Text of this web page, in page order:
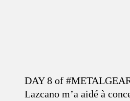
DAY 8 of
Lazcano m’a aidé à